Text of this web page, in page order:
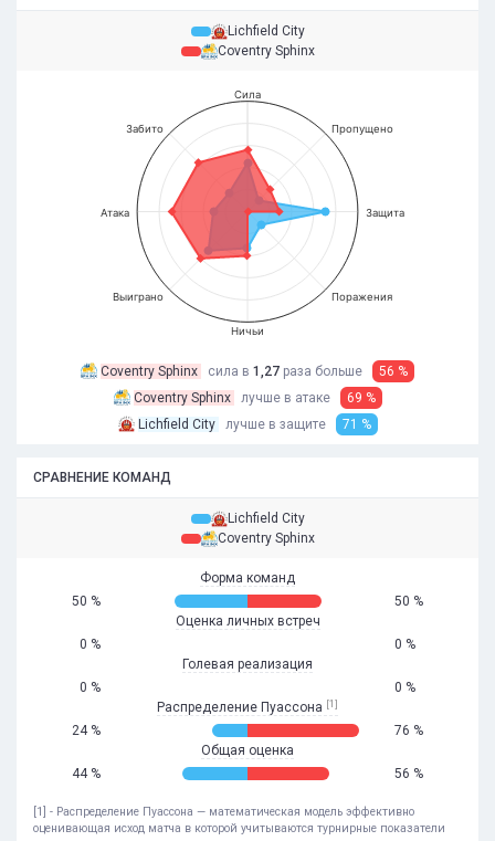
Lichfield City
Coventry Sphinx
Сила
Пропущено
Защита
Поражения
Ничьи
Выиграно
Атака
Забито
Coventry Sphinx сила в 1,27 раза больше
56 %
Coventry Sphinx
лучше в атаке
69 %
Lichfield City
лучше в защите 71 %
СРАВНЕНИЕ КОМАНД
Lichfield City
Coventry Sphinx
Форма команд
50 %
50 %
Оценка личных встреч
0 %
0 %
Голевая реализация
0 %
0 %
Распределение Пуассона [1]
24 %
76 %
Общая оценка
44 %
56 %
[1] - Распределение Пуассона — математическая модель эффективно
оценивающая исход матча в которой учитываются турнирные показатели